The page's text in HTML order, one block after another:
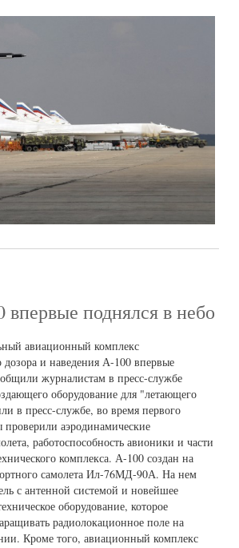
впервые поднялся в небо
авиационный комплекс
дозора и наведения А-100 впервые
журналистам в пресс-службе
оборудование для "летающего
в пресс-службе, во время первого
проверили аэродинамические
работоспособность авионики и части
комплекса. А-100 создан на
самолета Ил-76МД-90А. На нем
с антенной системой и новейшее
оборудование, которое
радиолокационное поле на
Кроме того, авиационный комплекс